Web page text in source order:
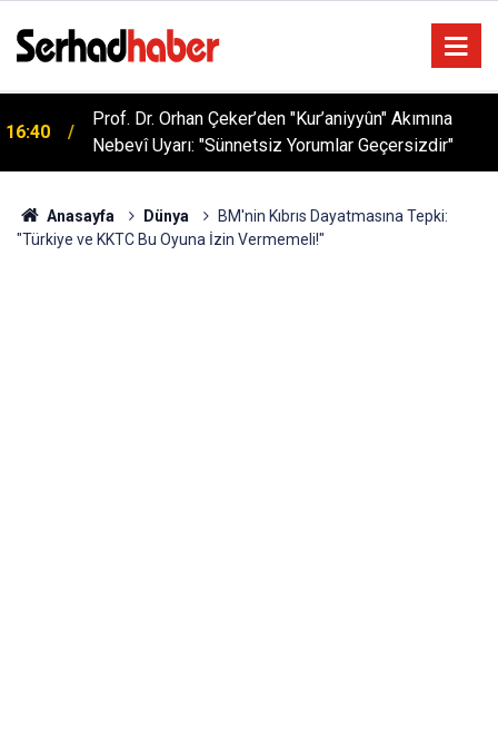
05:57
Sağlıklı Beslenmede Yeni Trend: Düşük Kalorili
Multi-Fiber İçecek Tozu
Anasayfa Dünya
BM'nin Kıbrıs Dayatmasına Tepki:
"Türkiye ve KKTC Bu Oyuna İzin Vermemeli!"